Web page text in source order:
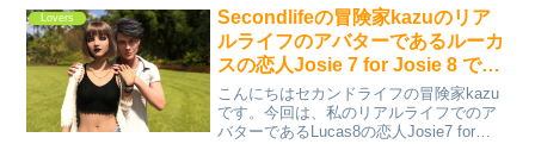
Lovers
Secondlifeの冒険家kazuのリア
ルライフのアバターであるルーカ
スの恋人Josie 7 for Josie 8 で
す。
こんにちはセカンドライフの冒険家kazu
です。今回は、私のリアルライフでのア
バターであるLucas8の恋人Josie7 for